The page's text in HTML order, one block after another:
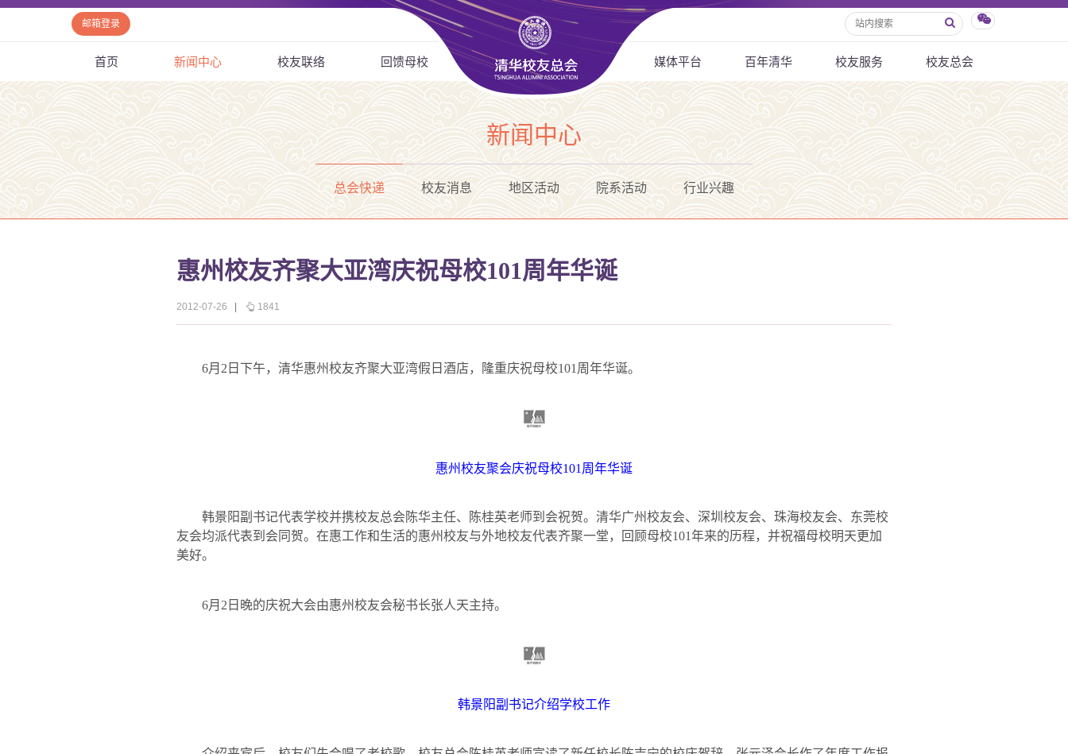
邮箱登录
首页 新闻中心 校友联络 回馈母校 媒体平台 百年清华 校友服务 校友总会
新闻中心
总会快递 校友消息 地区活动 院系活动 行业兴趣
惠州校友齐聚大亚湾庆祝母校101周年华诞
2012-07-26 1841
6月 2 日 下午，清华惠州校友齐聚大亚湾假日酒店，隆重庆祝母校101 周年华诞。
惠州校友聚会庆祝母校101 周年华诞
韩景阳副书记代表学校并携校友总会陈华主任、陈桂英老师到会祝贺。清华广州校友会、深圳校友会、珠海校友会、东莞校
友会均派代表到会同贺。在惠工作和生活的惠州校友与外地校友代表齐聚一堂，回顾母校101年来的历程，并祝福母校明天更加
美好。
6月 2 日 晚的庆祝大会由惠州校友会秘书长张人天主持。
韩景阳副书记介绍学校工作